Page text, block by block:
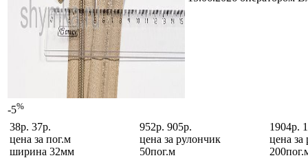
-5%
38р. 37р.
цена за пог.м
ширина 32мм
952р. 905р.
цена за рулончик
50пог.м
1904р.
цена за